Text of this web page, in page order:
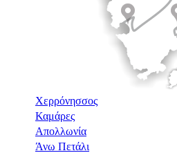
Χερρόνησσος
Καμάρες
Απολλωνία
Άνω Πετάλι